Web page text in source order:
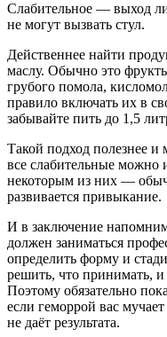
Слабительное — выход
не могут вызвать стул.
Действеннее найти
маслу. Обычно это
грубого помола,
правило включать их в
забывайте пить до 1,5
Такой подход полезнее и
все слабительные можно
некоторым из них —
развивается привыкание.
И в заключение
должен заниматься
определить форму и
решить, что принимать,
Поэтому обязательно
если геморрой вас
не даёт результата.